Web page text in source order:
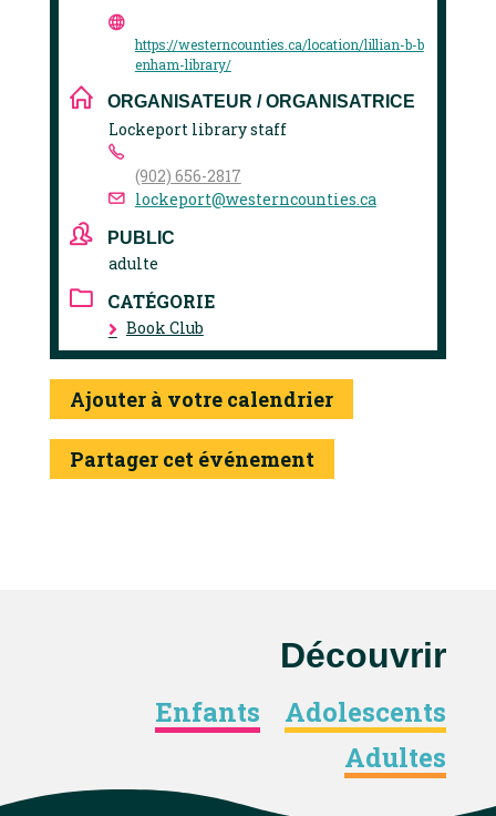
https://westerncounties.ca/location/lillian-b-b
enham-library/
ORGANISATEUR / ORGANISATRICE
Lockeport library staff
(902) 656-2817
lockeport@westerncounties.ca
PUBLIC
adulte
CATÉGORIE
Book Club
Ajouter à votre calendrier
Partager cet événement
Découvrir
Enfants
Adolescents
Adultes